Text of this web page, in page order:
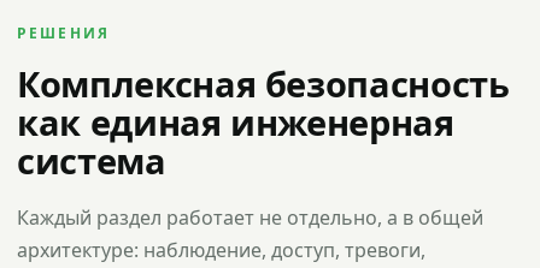
РЕШЕНИЯ
Комплексная безопасность
как единая инженерная
система
Каждый раздел работает не отдельно, а в общей
архитектуре: наблюдение, доступ, тревоги,